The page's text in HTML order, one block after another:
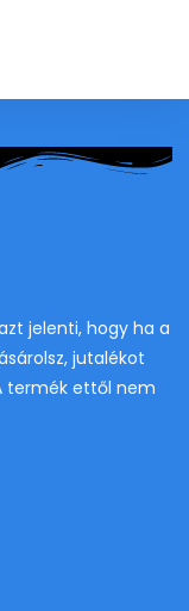
jelenti, hogy ha a
jutalékot
termék ettől nem